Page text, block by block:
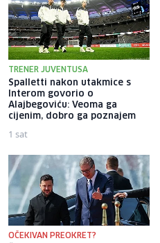
TRENER JUVENTUSA
Spalletti nakon utakmice s
Interom govorio o
Alajbegoviću: Veoma ga
cijenim, dobro ga poznajem
1 sat
OČEKIVAN PREOKRET?